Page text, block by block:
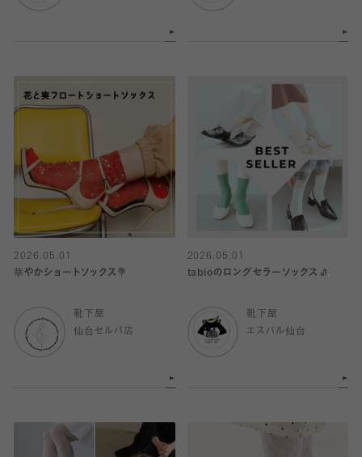
2026.05.01
華やかショートソックス💐
靴下屋
仙台セルバ店
2026.05.01
tabioのロングセラーソックス🧦
靴下屋
エスパル仙台